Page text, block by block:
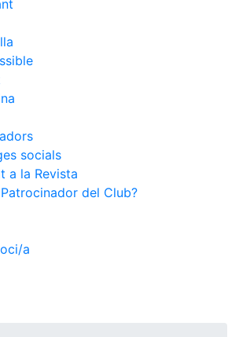
socials
a la Revista
del Club?
a